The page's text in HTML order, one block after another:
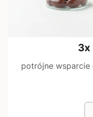
3x
potrójne wsparcie